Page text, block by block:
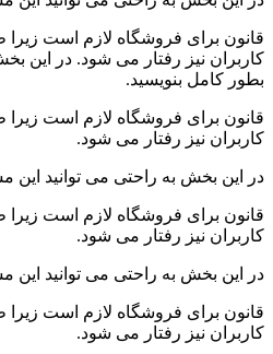
قانون برای فروشگاه لازم است
کاربران نیز رفتار می شود. در این
بطور کامل بنویسید.
قانون برای فروشگاه لازم است
کاربران نیز رفتار می شود.
در این بخش به راحتی می توانید این
قانون برای فروشگاه لازم است
کاربران نیز رفتار می شود.
در این بخش به راحتی می توانید این
قانون برای فروشگاه لازم است
کاربران نیز رفتار می شود.